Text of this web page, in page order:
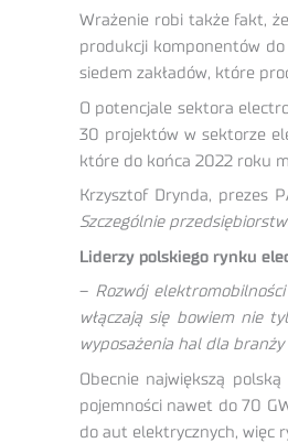
Wrażenie robi także fakt,
produkcji komponentów
siedem zakładów, które
O potencjale sektora
30 projektów w sektorze
które do końca 2022 roku
Krzysztof Drynda, prezes
Szczególnie
Liderzy polskiego rynku
– Rozwój
włączają się bowiem nie
wyposażenia hal dla
Obecnie największą
pojemności nawet do 70
do aut elektrycznych, więc